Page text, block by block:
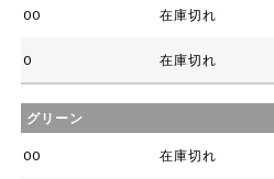
00 在庫切れ
0 在庫切れ
グリーン
00 在庫切れ